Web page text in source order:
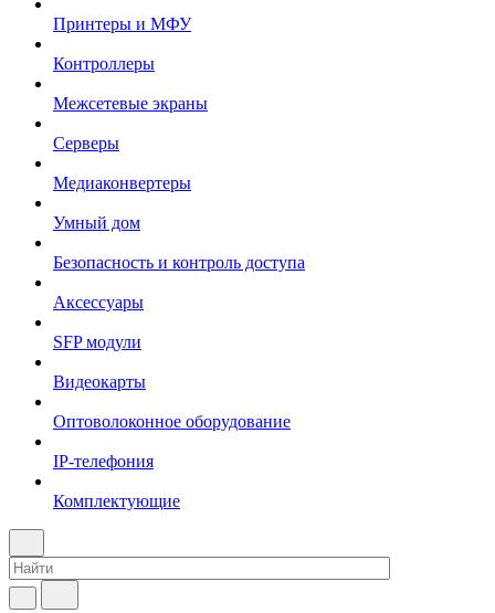
Принтеры и МФУ
Контроллеры
Межсетевые экраны
Серверы
Медиаконвертеры
Умный дом
Безопасность и контроль доступа
Аксессуары
SFP модули
Видеокарты
Оптоволоконное оборудование
IP-телефония
Комплектующие